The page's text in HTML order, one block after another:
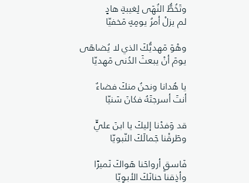
وتَخُطُّ النُهَى لِغيبةِ هادٍ
لم يزلْ أمرُ يومِهِ مَخفيّا
وهْوَ مَهديُّكَ الذي لا يُضاهَى
يومَ أنْ يبعثَ الدُنى مَهديّا
يا هُدانا ونحنُ منكَ فضاءٌ
أنتَ أسرجتَهُ فكانَ سَنيّا
قد وَفدْنا إليكَ يا ابنَ عليٍّ
وطَرقْنا جَمالَكَ النّبويّا
فَاسقِ أرواحَنا هَواكَ نَميرًا
وأذِقنا حنانَكَ الأبوِيّا